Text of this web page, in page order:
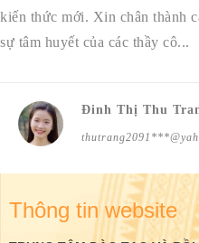
kiến thức mới. Xin chân thành
sự tâm huyết của các thầy cô...
Đinh Thị Thu
Thông tin website